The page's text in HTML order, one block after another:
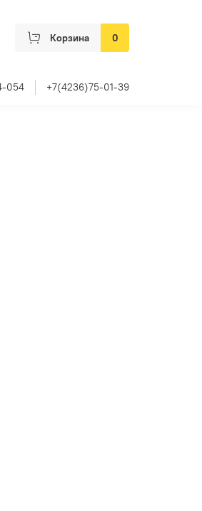
Корзина 0
054 +7(4236)75-01-39